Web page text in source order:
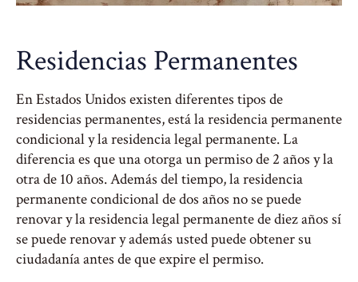
Residencias Permanentes
En Estados Unidos existen diferentes tipos de
residencias permanentes, está la residencia permanente
condicional y la residencia legal permanente. La
diferencia es que una otorga un permiso de 2 años y la
otra de 10 años. Además del tiempo, la residencia
permanente condicional de dos años no se puede
renovar y la residencia legal permanente de diez años sí
se puede renovar y además usted puede obtener su
ciudadanía antes de que expire el permiso.